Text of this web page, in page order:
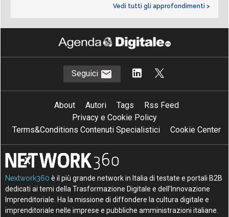
Vedi tutti gli approfondimenti >
Seguici
About Autori Tags
Rss Feed
Privacy e Cookie Policy
Terms&Conditions Contenuti Specialistici
Cookie Center
Nextwork360 è il più grande network in Italia di testate e portali B2B
dedicati ai temi della Trasformazione Digitale e dell’Innovazione
Imprenditoriale. Ha la missione di diffondere la cultura digitale e
imprenditoriale nelle imprese e pubbliche amministrazioni italiane.